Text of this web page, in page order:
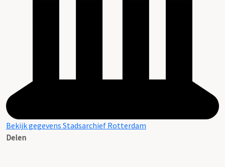
Bekijk gegevens Stadsarchief Rotterdam
Delen